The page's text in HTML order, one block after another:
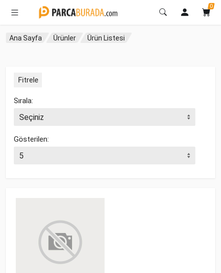
0
Ana Sayfa Ürünler Ürün Listesi
Fitrele
Sırala:
Gösterilen: